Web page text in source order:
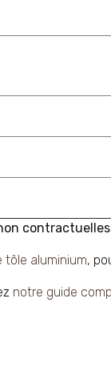
tôle aluminium,
notre guide